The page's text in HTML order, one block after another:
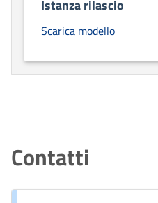
Istanza rilascio
Scarica modello
Contatti